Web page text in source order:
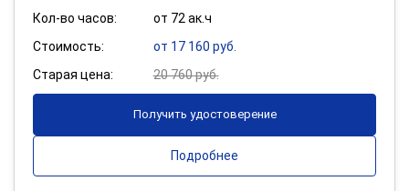
Кол-во часов:
от 72 ак.ч
Стоимость:
от 17 160 руб.
Старая цена:
20 760 руб.
Получить удостоверение
Подробнее